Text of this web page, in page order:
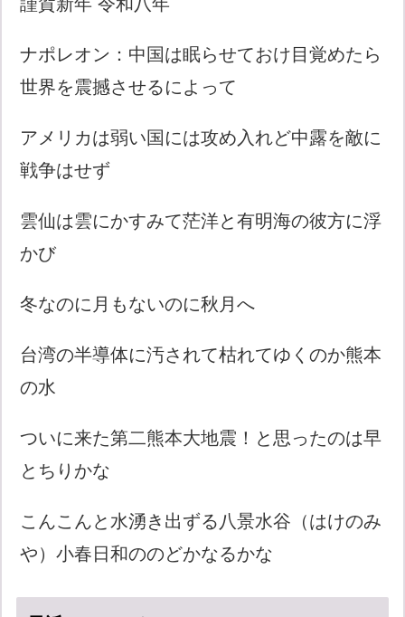
ナポレオン：中国は眠らせておけ目覚めたら
世界を震撼させるによって
アメリカは弱い国には攻め入れど中露を敵に
戦争はせず
雲仙は雲にかすみて茫洋と有明海の彼方に浮
かび
冬なのに月もないのに秋月へ
台湾の半導体に汚されて枯れてゆくのか熊本
の水
ついに来た第二熊本大地震！と思ったのは早
とちりかな
こんこんと水湧き出ずる八景水谷（はけのみ
や）小春日和ののどかなるかな